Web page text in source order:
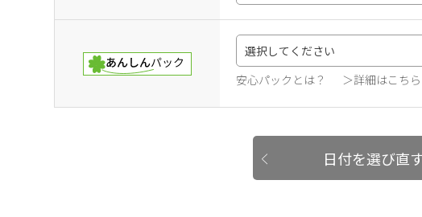
安心パックとは？ ＞詳細はこちら
日付を選び直